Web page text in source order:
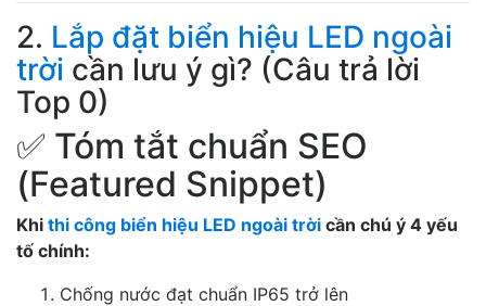
2. Lắp đặt biển hiệu LED ngoài
trời cần lưu ý gì? (Câu trả lời
Top 0)
✅ Tóm tắt chuẩn SEO
(Featured Snippet)
Khi thi công biển hiệu LED ngoài trời cần chú ý 4 yếu
tố chính:
Chống nước đạt chuẩn IP65 trở lên